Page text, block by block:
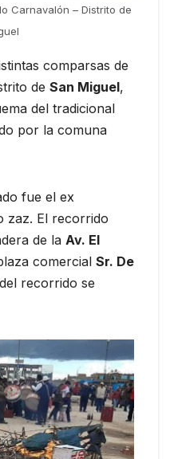
Carnavalón – Distrito de
comparsas de
de San Miguel,
del tradicional
por la comuna
fue el ex
zaz. El recorrido
de la Av. El
comercial Sr. De
recorrido se